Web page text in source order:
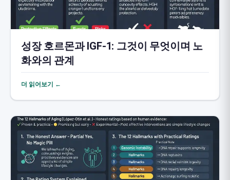
성장 호르몬과 IGF-1: 그것이 무엇이며 노
화와의 관계
더 읽어보기 ←